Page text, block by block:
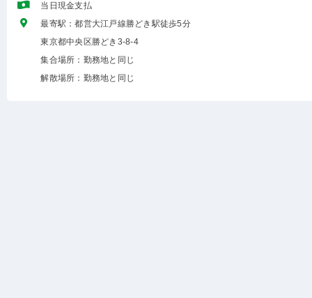
当日現金支払
最寄駅：都営大江戸線勝どき駅徒歩5分
東京都中央区勝どき3-8-4
集合場所：勤務地と同じ
解散場所：勤務地と同じ